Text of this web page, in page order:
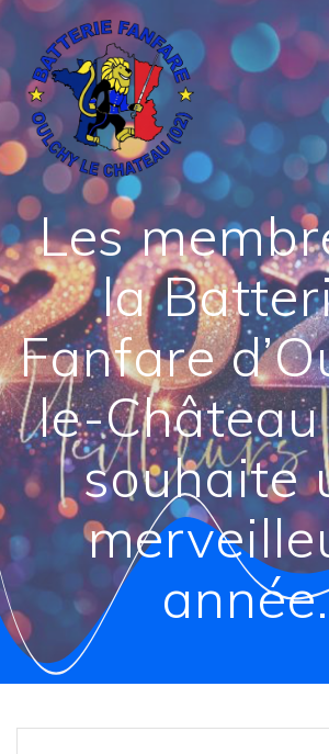
Passer
au
contenu
Les
la
Fanfare
le-
souhaite
année.